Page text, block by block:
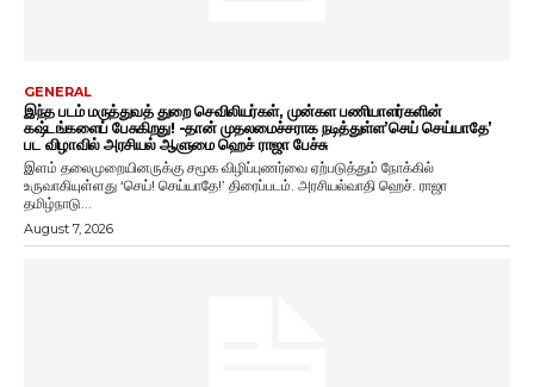
GENERAL
இந்த படம் மருத்துவத் துறை செவிலியர்கள், முன்கள பணியாளர்களின்
கஷ்டங்களைப் பேசுகிறது! -தான் முதலமைச்சராக நடித்துள்ள’செய் செய்யாதே’
பட விழாவில் அரசியல் ஆளுமை ஹெச் ராஜா பேச்சு
இளம் தலைமுறையினருக்கு சமூக விழிப்புணர்வை ஏற்படுத்தும் நோக்கில்
உருவாகியுள்ளது ‘செய்! செய்யாதே!’ திரைப்படம். அரசியல்வாதி ஹெச். ராஜா
தமிழ்நாடு...
August 7, 2026